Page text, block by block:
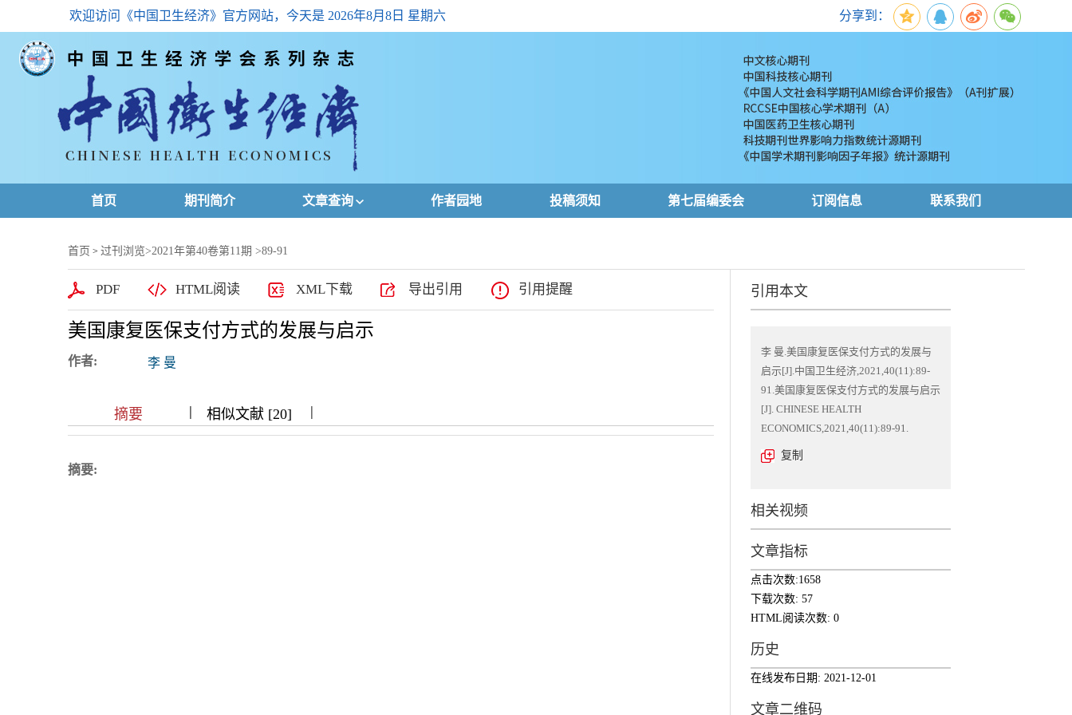
欢迎访问《中国卫生经济》官方网站，今天是 2026年8月8日 星期六 分享到：
首页 期刊简介 文章查询
高级查询
下载排名
作者园地 投稿须知 第七届编委会 订阅信息 联系我们
首页 > 过刊浏览>2021年第40卷第11期 >89-91
PDF HTML阅读 XML下载 导出引用 引用提醒
美国康复医保支付方式的发展与启示
作者: 李 曼
摘要 |||| 相似文献 [20] |||
摘要:
引用本文
李 曼.美国康复医保支付方式的发展与
启示[J].中国卫生经济,2021,40(11):89-
91.美国康复医保支付方式的发展与启示
[J]. CHINESE HEALTH
ECONOMICS,2021,40(11):89-91.
复制
相关视频
文章指标
点击次数:1658
下载次数: 57
HTML阅读次数: 0
历史
在线发布日期: 2021-12-01
文章二维码